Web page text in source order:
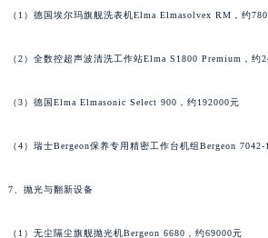
（1）德国埃尔玛旗舰洗表机Elma Elmasolvex RM，约
（2）全数控超声波清洗工作站Elma S1800 Premium，约
（3）德国Elma Elmasonic Select 900，约192000元
（4）瑞士Bergeon保养专用精密工作台机组Bergeon
7、抛光与翻新设备
（1）无尘隔尘旗舰抛光机Bergeon 6680，约69000元